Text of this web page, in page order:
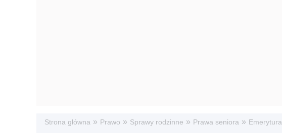
Strona główna » Prawo » Sprawy rodzinne » Prawa seniora » Emerytura